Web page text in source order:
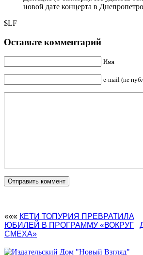
новой дате концерта в
$LF
Оставьте комментарий
Имя
e-mail (не
««« КЕТИ ТОПУРИЯ ПРЕВРАТИЛА
ЮБИЛЕЙ В ПРОГРАММУ «ВОКРУГ
СМЕХА»